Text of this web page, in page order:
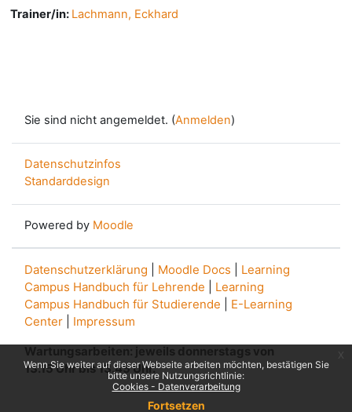
Wenn Sie weiter auf dieser Webseite arbeiten möchten, bestätigen Sie
bitte unsere Nutzungsrichtlinie:
Cookies - Datenverarbeitung
Fortsetzen
Trainer/in: Lachmann, Eckhard
Sie sind nicht angemeldet. (Anmelden)
Datenschutzinfos
Standarddesign
Powered by Moodle
Datenschutzerklärung Moodle Docs
Learning
Campus Handbuch für Lehrende
Learning
Campus Handbuch für Studierende
E-Learning
Center
Impressum
Wartungsarbeiten: jeweils donnerstags von
13.15 Uhr bis 13.45 Uhr.